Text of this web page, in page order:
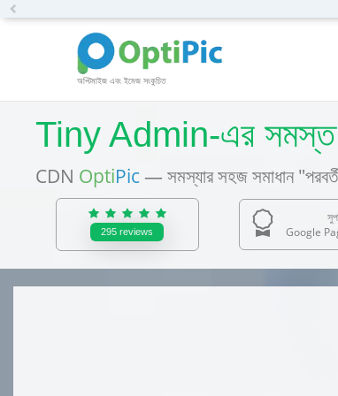
অপ্টিমাইজ এবং ইমেজ সংকুচিত
Tiny Admin-এর সমস্ত
CDN OptiPic — সমস্যার সহজ সমাধান
295reviews
Google